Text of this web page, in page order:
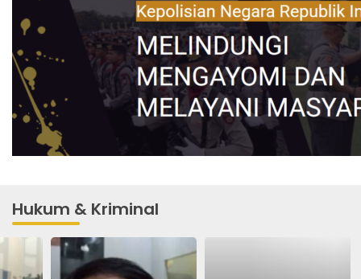
Hukum & Kriminal